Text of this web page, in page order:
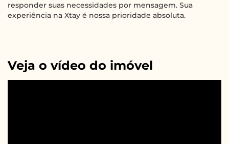
responder suas necessidades por mensagem. Sua
experiência na Xtay é nossa prioridade absoluta.
Veja o vídeo do imóvel